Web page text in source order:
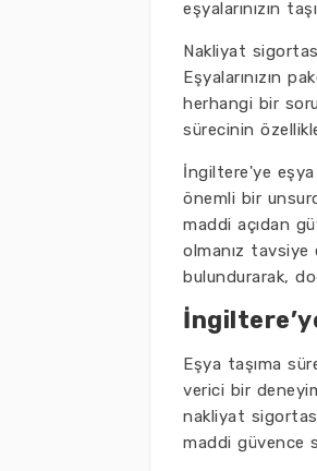
eşyalarınızın
Nakliyat
Eşyalarınızın
herhangi bir
sürecinin
İngiltere'ye eşya
önemli bir
maddi açıdan
olmanız tavsiye
bulundurarak,
Eşya taşıma
verici bir
nakliyat
maddi güvence